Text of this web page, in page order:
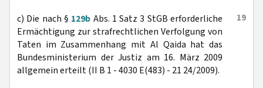
19
c) Die nach § 129b Abs. 1 Satz 3 StGB erforderliche
Ermächtigung zur strafrechtlichen Verfolgung von
Taten im Zusammenhang mit Al Qaida hat das
Bundesministerium der Justiz am 16. März 2009
allgemein erteilt (II B 1 - 4030 E(483) - 21 24/2009).